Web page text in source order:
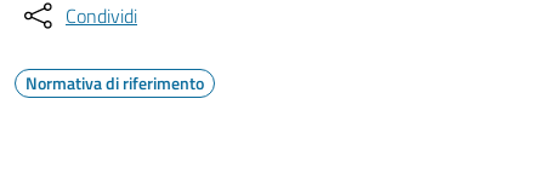
Condividi
Normativa di riferimento